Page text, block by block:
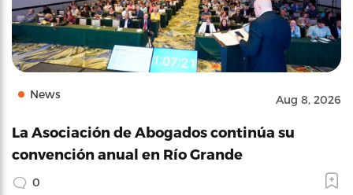
News Aug 8, 2026
La Asociación de Abogados continúa su
convención anual en Río Grande
0